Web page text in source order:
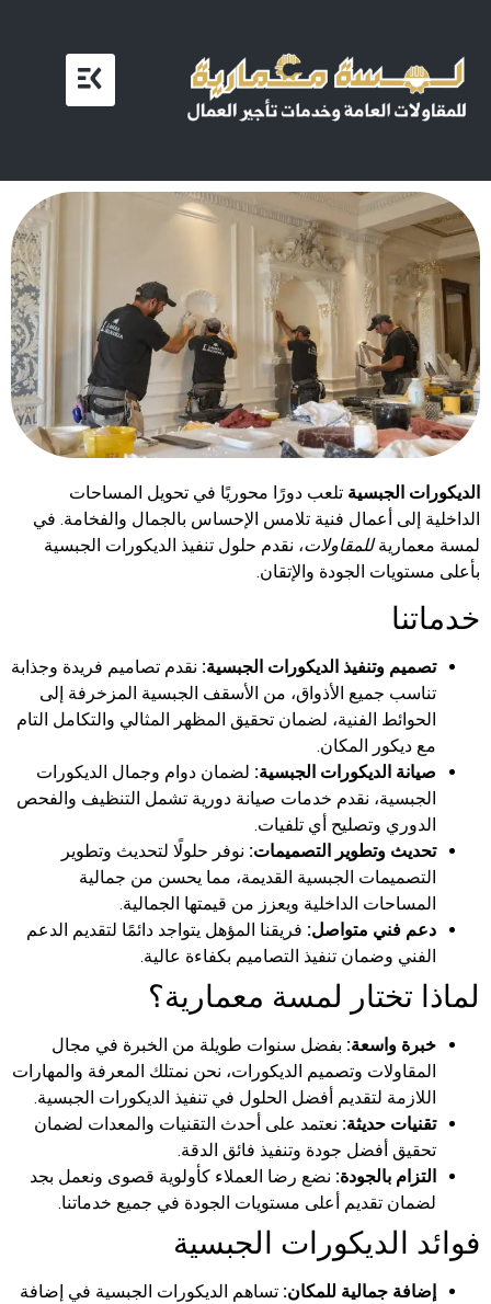
الديكورات الجبسية تلعب دورًا محوريًا في تحويل المساحات
الداخلية إلى أعمال فنية تلامس الإحساس بالجمال والفخامة. في
لمسة معماريةللمقاولات، نقدم حلول تنفيذ الديكورات الجبسية
بأعلى مستويات الجودة والإتقان.
خدماتنا
تصميم وتنفيذ الديكورات الجبسية: نقدم تصاميم فريدة وجذابة
تناسب جميع الأذواق، من الأسقف الجبسية المزخرفة إلى
الحوائط الفنية، لضمان تحقيق المظهر المثالي والتكامل التام
مع ديكور المكان.
صيانة الديكورات الجبسية: لضمان دوام وجمال الديكورات
الجبسية، نقدم خدمات صيانة دورية تشمل التنظيف والفحص
الدوري وتصليح أي تلفيات.
تحديث وتطوير التصميمات: نوفر حلولًا لتحديث وتطوير
التصميمات الجبسية القديمة، مما يحسن من جمالية
المساحات الداخلية ويعزز من قيمتها الجمالية.
دعم فني متواصل: فريقنا المؤهل يتواجد دائمًا لتقديم الدعم
الفني وضمان تنفيذ التصاميم بكفاءة عالية.
لماذا تختار لمسة معمارية؟
خبرة واسعة: بفضل سنوات طويلة من الخبرة في مجال
المقاولات وتصميم الديكورات، نحن نمتلك المعرفة والمهارات
اللازمة لتقديم أفضل الحلول في تنفيذ الديكورات الجبسية.
تقنيات حديثة: نعتمد على أحدث التقنيات والمعدات لضمان
تحقيق أفضل جودة وتنفيذ فائق الدقة.
التزام بالجودة: نضع رضا العملاء كأولوية قصوى ونعمل بجد
لضمان تقديم أعلى مستويات الجودة في جميع خدماتنا.
فوائد الديكورات الجبسية
إضافة جمالية للمكان: تساهم الديكورات الجبسية في إضافة